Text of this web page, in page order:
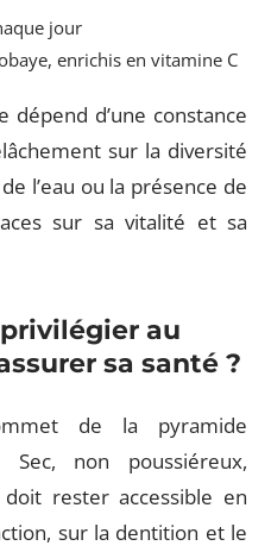
jour
enrichis en vitamine C
dépend d’une constance
sur la diversité
l’eau ou la présence de
sur sa vitalité et sa
au
sa santé ?
de la pyramide
non poussiéreux,
rester accessible en
sur la dentition et le